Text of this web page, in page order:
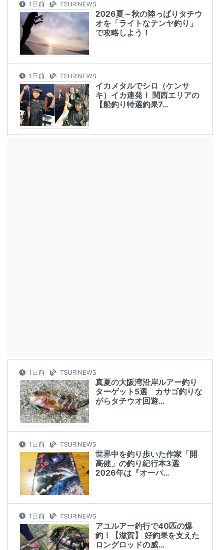
1日前 TSURINEWS
2026夏～秋の陸っぱりタチウ
オを「ライトなテンヤ釣り」
で攻略しよう！
1日前 TSURINEWS
イカメタルでシロ（ケンサ
キ）イカ連発！ 関西エリアの
【船釣り特選釣果7…
1日前 TSURINEWS
真夏の大阪湾沿岸ルアー釣り
ターゲット5選 カサゴ釣りな
がらタチウオ回遊…
1日前 TSURINEWS
世界中を釣り歩いた作家「開
高健」の釣り紀行本3選
2026年は『オーパ…
1日前 TSURINEWS
アユルアー釣行で40匹の爆
釣！【滋賀】 好釣果を支えた
ロングロッドの威…